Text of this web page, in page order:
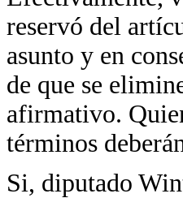
reservó del
asunto y en
de que se
afirmativo.
términos
Si, diputado